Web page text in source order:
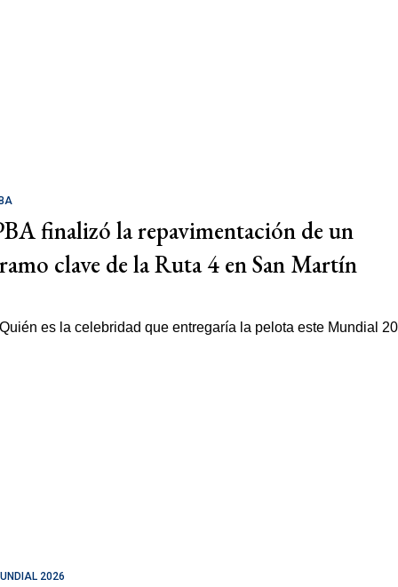
finalizó la repavimentación de un
clave de la Ruta 4 en San Martín
2026